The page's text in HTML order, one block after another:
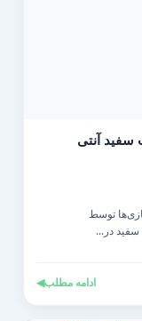
آنتی‌
توسط
در...
ادامه مطلب◀